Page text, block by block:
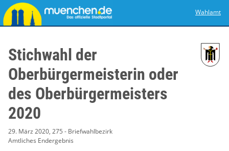
Wahlamt
Stichwahl der
Oberbürgermeisterin oder
des Oberbürgermeisters
2020
29. März 2020, 275 - Briefwahlbezirk
Amtliches Endergebnis